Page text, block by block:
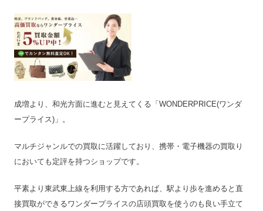
成増より、和光方面に進むと見えてくる「WONDERPRICE(ワンダ
ープライス)」。
マルチジャンルでの買取に活躍しており、携帯・電子機器の買取り
においても定評を持つショップです。
平素より東武東上線を利用する方であれば、駅より歩を進めると直
接買取ができるワンダープライスの店頭買取を使うのも良い手立て